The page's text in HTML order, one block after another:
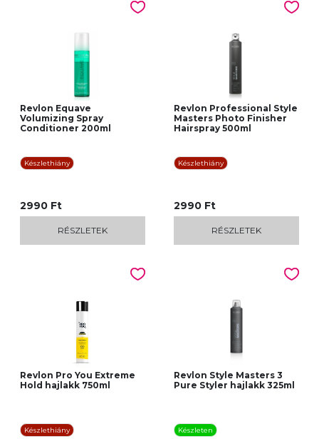
Revlon Equave
Volumizing Spray
Conditioner 200ml
Készlethiány
2990 Ft
RÉSZLETEK
Revlon Professional Style
Masters Photo Finisher
Hairspray 500ml
Készlethiány
2990 Ft
RÉSZLETEK
Revlon Pro You Extreme
Hold hajlakk 750ml
Készlethiány
Revlon Style Masters 3
Pure Styler hajlakk 325ml
Készleten